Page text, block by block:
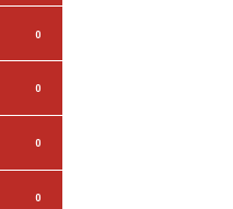
0
0
0
0